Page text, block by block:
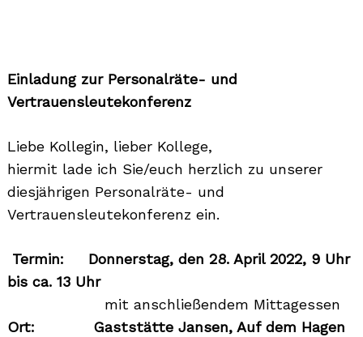
Einladung zur Personalräte- und
Vertrauensleutekonferenz
Liebe Kollegin, lieber Kollege,
hiermit lade ich Sie/euch herzlich zu unserer
diesjährigen Personalräte- und
Vertrauensleutekonferenz ein.
Termin: Donnerstag, den 28. April 2022, 9 Uhr
bis ca. 13 Uhr
mit anschließendem Mittagessen
Ort: Gaststätte Jansen, Auf dem Hagen